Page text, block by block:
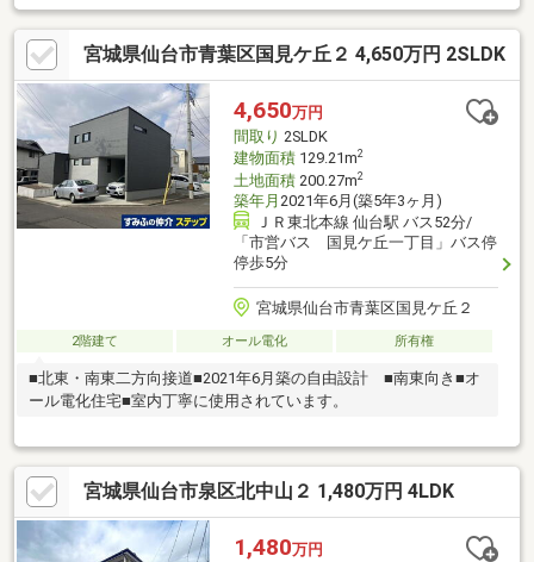
のないフラットな地形■中山台西は、落ち着いた住宅地が広がる
エリア■対象不動産は北西側幅員６ｍ道路に面するため、陽当り
良好
宮城県仙台市青葉区国見ケ丘２ 4,650万円 2SLDK
4,650万円
間取り 2SLDK
建物面積129.21m2
土地面積200.27m2
築年月 2021年6月(築5年3ヶ月)
ＪＲ東北本線 仙台駅 バス52分/
「市営バス 国見ケ丘一丁目」バス停
停歩5分
宮城県仙台市青葉区国見ケ丘２
2階建て オール電化 所有権
■北東・南東二方向接道■2021年6月築の自由設計 ■南東向き■オ
ール電化住宅■室内丁寧に使用されています。
宮城県仙台市泉区北中山２ 1,480万円 4LDK
1,480万円